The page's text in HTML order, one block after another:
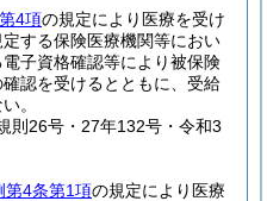
4項の規定により医療を受け
定する保険医療機関等におい
子資格確認等により被保険
認を受けるとともに、受給
。
則26号・27年132号・令和3
第4条第1項の規定により医療